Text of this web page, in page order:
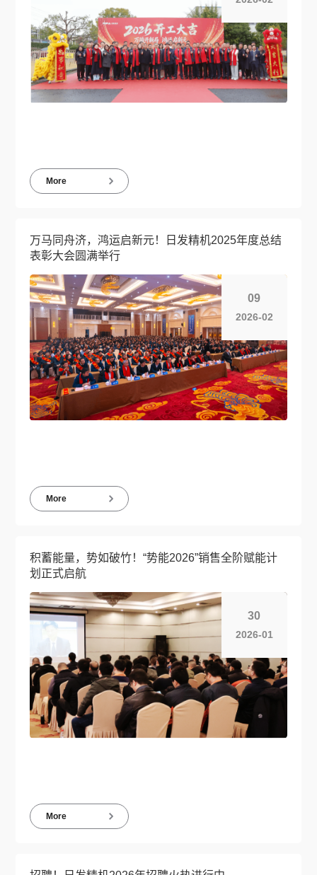
More
万马同舟济，鸿运启新元！日发精机2025年度总结
表彰大会圆满举行
09
2026-02
More
积蓄能量，势如破竹！“势能2026”销售全阶赋能计
划正式启航
30
2026-01
More